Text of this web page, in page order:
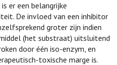
er een belangrijke
De invloed van een inhibitor
groter zijn indien
(het substraat) uitsluitend
door één iso-enzym, en
toxische marge is.